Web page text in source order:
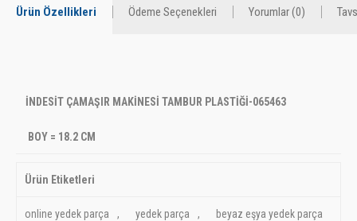
Ürün Özellikleri Ödeme Seçenekleri Yorumlar (0)
İNDESİT ÇAMAŞIR MAKİNESİ TAMBUR PLASTİĞİ-065463
BOY = 18.2 CM
Ürün Etiketleri
online yedek parça , yedek parça , beyaz eşya yedek parça